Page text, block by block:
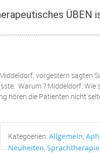
ÜBEN
vorgestern sagten
Warum ? Middeldorf: Wie
hören die Patienten nicht
Kategoerien: Allgemein,
Neuheiten,Sprachtherapie